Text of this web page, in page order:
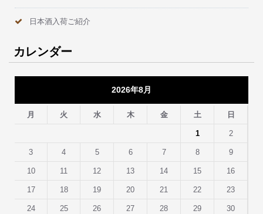
日本酒入荷ご紹介
カレンダー
2026年8月
月 火 水 木 金 土 日
1 2
3 4 5 6 7 8 9
10 11 12 13 14 15 16
17 18 19 20 21 22 23
24 25 26 27 28 29 30